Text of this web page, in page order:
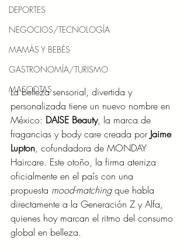
DEPORTES
NEGOCIOS/TECNOLOGÍA
MAMÁS Y BEBÉS
GASTRONOMÍA/TURISMO
MASCOTAS
La belleza sensorial, divertida y
personalizada tiene un nuevo nombre en
México: DAISE Beauty, la marca de
fragancias y body care creada por Jaime
Lupton, cofundadora de MONDAY
Haircare. Este otoño, la firma aterriza
oficialmente en el país con una
propuesta mood-matching que habla
directamente a la Generación Z y Alfa,
quienes hoy marcan el ritmo del consumo
global en belleza.